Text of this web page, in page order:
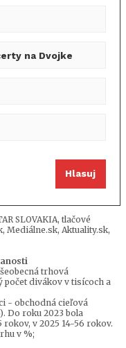
na Dvojke
Hlasuj
SLOVAKIA, tlačové
Mediálne.sk, Aktuality.sk,
trhová
počet divákov v tisícoch a
- obchodná cieľová
Do roku 2023 bola
rokov, v 2025 14-56 rokov.
v %;